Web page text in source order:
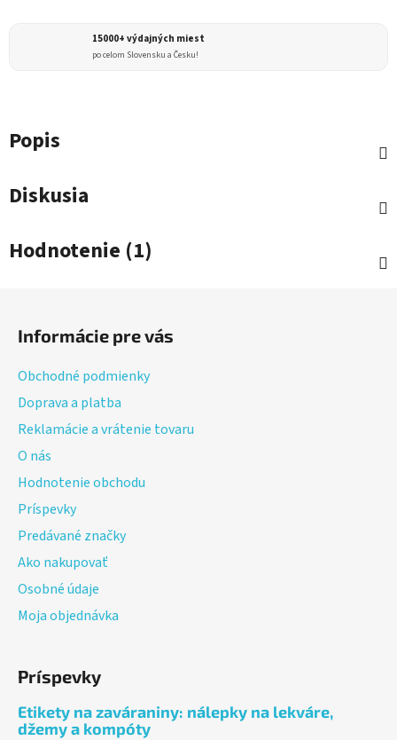
15000+ výdajných miest
po celom Slovensku a Česku!
Popis
Diskusia
Hodnotenie (1)
Informácie pre vás
Obchodné podmienky
Doprava a platba
Reklamácie a vrátenie tovaru
O nás
Hodnotenie obchodu
Príspevky
Predávané značky
Ako nakupovať
Osobné údaje
Moja objednávka
Príspevky
Etikety na zaváraniny: nálepky na lekváre,
džemy a kompóty